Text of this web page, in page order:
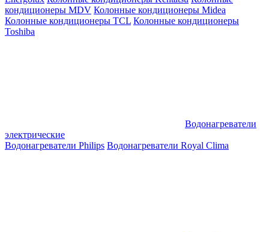
кондиционеры MDV Колонные кондиционеры Midea
Колонные кондиционеры TCL Колонные кондиционеры
Toshiba
Водонагреватели
электрические
Водонагреватели Philips Водонагреватели Royal Clima